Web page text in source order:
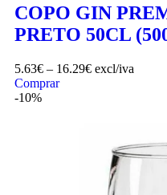
COPO GIN
PRETO 50CL
5.63€ – 16.29€ excl/iva
Comprar
-10%